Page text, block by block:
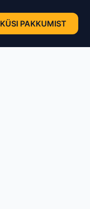
KÜSI PAKKUMIST